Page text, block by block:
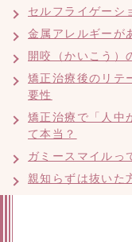
セルフライゲーシ
金属アレルギーが
開咬（かいこう）
矯正治療後のリテ
要性
矯正治療で「人中
て本当？
ガミースマイルっ
親知らずは抜いた